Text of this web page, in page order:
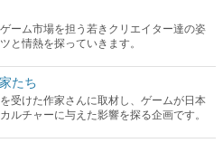
ーム市場を担う若きクリエイター達の姿
と情熱を探っていきます。
たち
受けた作家さんに取材し、ゲームが日本
ルチャーに与えた影響を探る企画です。